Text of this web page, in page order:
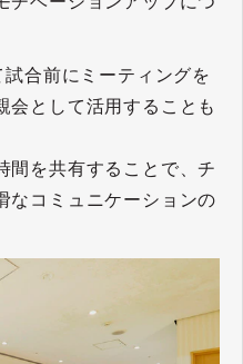
合前にミーティングを
会として活用することも
間を共有することで、チ
なコミュニケーションの